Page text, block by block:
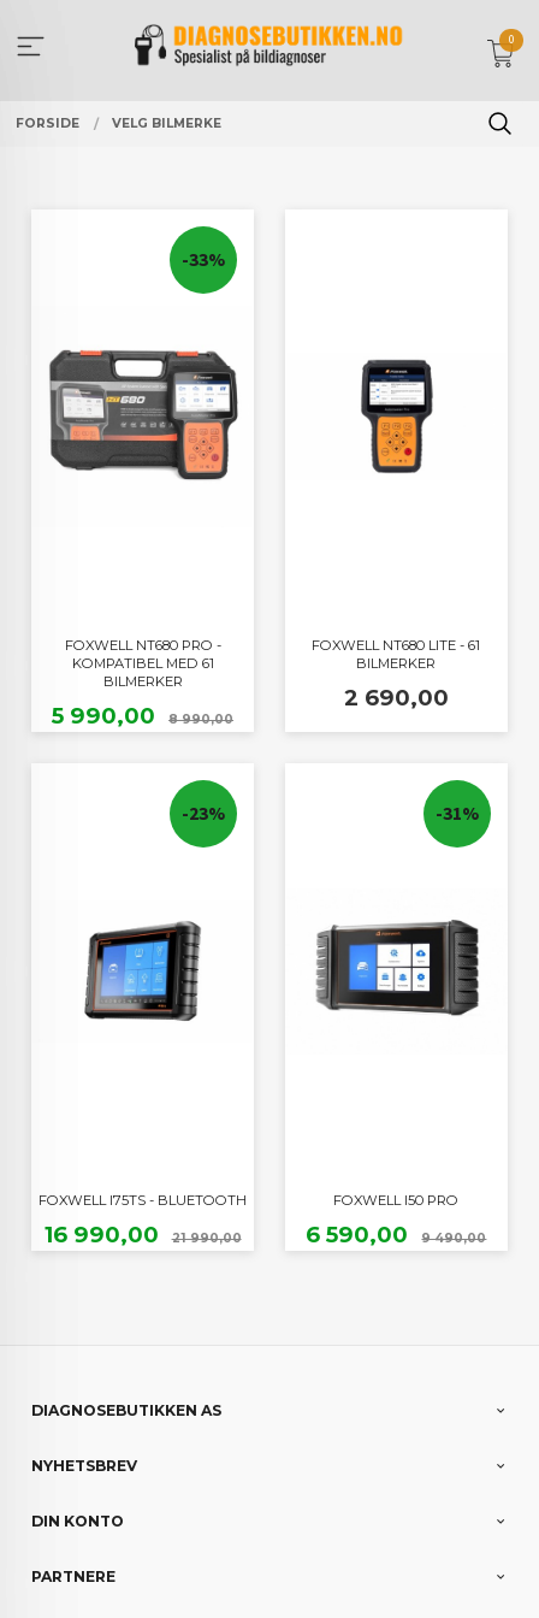
innholdet
0
FORSIDE VELG BILMERKE
FOXWELL NT680 PRO -
KOMPATIBEL MED 61
BILMERKER
Tilbud
5 990,00 8 990,00Rabatt
-33%
FOXWELL NT680 LITE - 61
BILMERKER
Pris
2 690,00
FOXWELL I75TS - BLUETOOTH
Tilbud
16 990,00 21 990,00Rabatt
-23%
FOXWELL I50 PRO
Tilbud
6 590,00 9 490,00
-31%
DIAGNOSEBUTIKKEN AS
NYHETSBREV
DIN KONTO
PARTNERE